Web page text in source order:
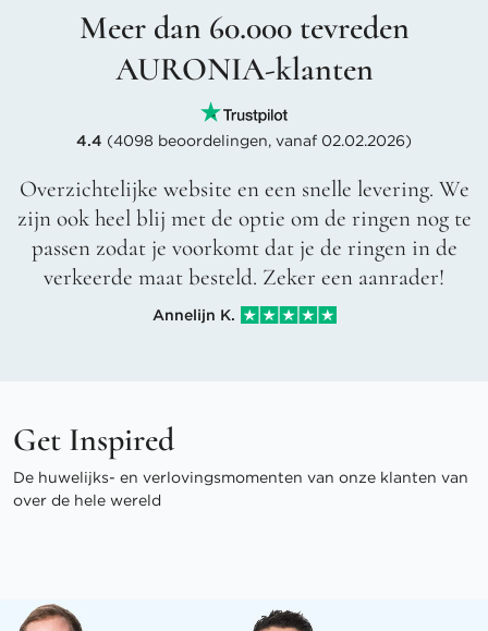
Meer dan 60.000 tevreden
AURONIA-klanten
4.4 (4098 beoordelingen, vanaf 02.02.2026)
Overzichtelijke website en een snelle levering. We
zijn ook heel blij met de optie om de ringen nog te
passen zodat je voorkomt dat je de ringen in de
verkeerde maat besteld. Zeker een aanrader!
Annelijn K.
Get Inspired
De huwelijks- en verlovingsmomenten van onze klanten van
over de hele wereld